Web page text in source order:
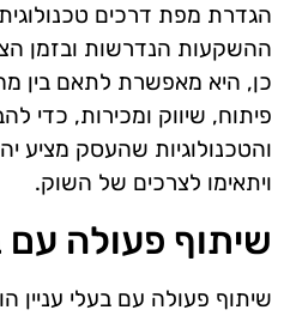
הגדרת מפת דרכים
ההשקעות הנדרשות ובזמן
כן, היא מאפשרת לתאם בין
פיתוח, שיווק ומכירות, כדי
והטכנולוגיות שהעסק מציע
ויתאימו לצרכים של השוק.
שיתוף פעולה עם
שיתוף פעולה עם בעלי עניין